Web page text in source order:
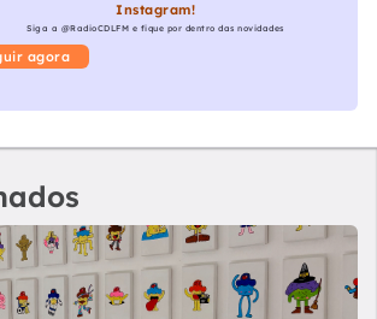
Instagram!
Siga a @RadioCDLFM e fique por dentro das novidades
agora